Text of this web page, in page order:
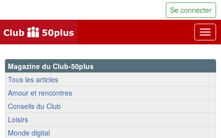
Se connecter
Magazine du Club-50plus
Tous les articles
Amour et rencontres
Conseils du Club
Loisirs
Monde digital